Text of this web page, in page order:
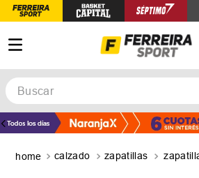
Buscar
TÉRMINOS MÁS BUSCADOS
calzado zapatillas